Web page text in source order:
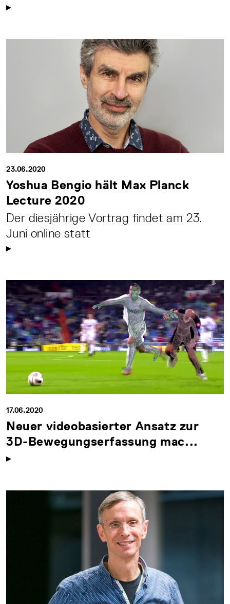
23.06.2020
Yoshua Bengio hält Max Planck
Lecture 2020
Der diesjährige Vortrag findet am 23.
Juni online statt
17.06.2020
Neuer videobasierter Ansatz zur
3D-Bewegungserfassung mac...